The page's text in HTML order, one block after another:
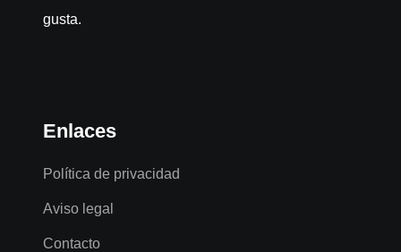
gusta.
Enlaces
Política de privacidad
Aviso legal
Contacto